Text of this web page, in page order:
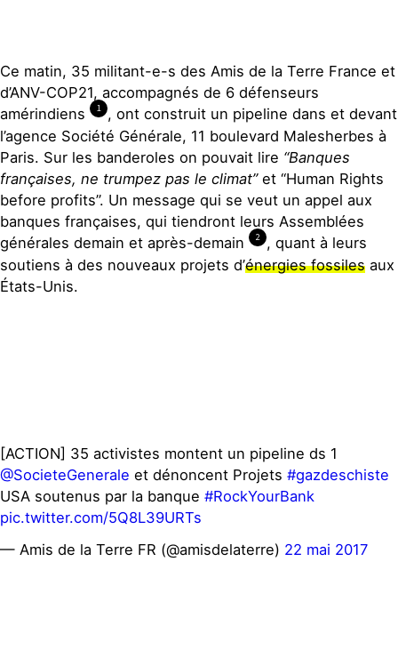
Ce matin, 35 militant-e-s des Amis de la Terre France et
d’ANV-COP21, accompagnés de 6 défenseurs
amérindiens
1
, ont construit un pipeline dans et devant
l’agence Société Générale, 11 boulevard Malesherbes à
Paris. Sur les banderoles on pouvait lire “Banques
françaises, ne trumpez pas le climat”et “Human Rights
before profits”. Un message qui se veut un appel aux
banques françaises, qui tiendront leurs Assemblées
générales demain et après-demain
2
, quant à leurs
soutiens à des nouveaux projets d’énergies fossiles aux
États-Unis.
[ACTION] 35 activistes montent un pipeline ds 1
@SocieteGenerale et dénoncent Projets #gazdeschiste
USA soutenus par la banque #RockYourBank
pic.twitter.com/5Q8L39URTs
— Amis de la Terre FR (@amisdelaterre) 22 mai 2017